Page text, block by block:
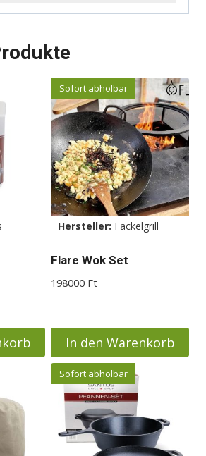
Sofort abholbar
Hersteller: Fackelgrill
Flare Wok Set
198000 Ft
In den Warenkorb
Sofort abholbar